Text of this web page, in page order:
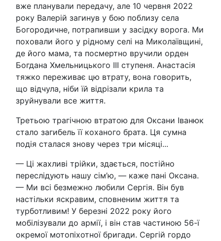
вже планували передачу, але 10 червня 2022
року Валерій загинув у бою поблизу села
Богородичне, потрапивши у засідку ворога. Ми
поховали його у рідному селі на Миколаївщині,
де його мама, та посмертно вручили орден
Богдана Хмельницького III ступеня. Анастасія
тяжко переживає цю втрату, вона говорить,
що відчула, ніби їй відрізали крила та
зруйнували все життя.
Третьою трагічною втратою для Оксани Іванюк
стало загибель її коханого брата. Ця сумна
подія сталася знову через три місяці...
— Ці жахливі трійки, здається, постійно
переслідують нашу сім’ю, — каже пані Оксана.
— Ми всі безмежно любили Сергія. Він був
настільки яскравим, сповненим життя та
турботливим! У березні 2022 року його
мобілізували до армії, і він став частиною 56-ї
окремої мотопіхотної бригади. Сергій гордо